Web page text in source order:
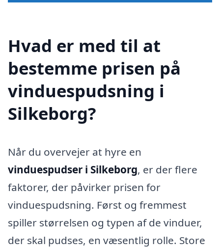
Hvad er med til at
bestemme prisen på
vinduespudsning i
Silkeborg?
Når du overvejer at hyre en
vinduespudser i Silkeborg, er der flere
faktorer, der påvirker prisen for
vinduespudsning. Først og fremmest
spiller størrelsen og typen af de vinduer,
der skal pudses, en væsentlig rolle. Store